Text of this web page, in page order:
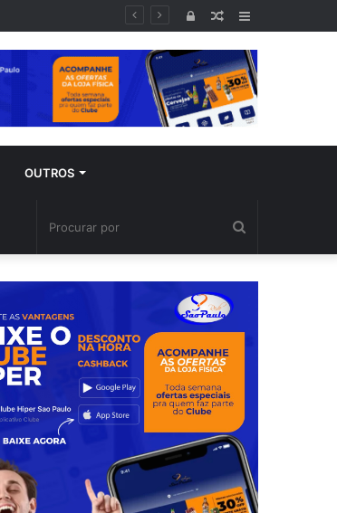
Lateral
Artigo
aleatório
Entrar
OUTROS
por